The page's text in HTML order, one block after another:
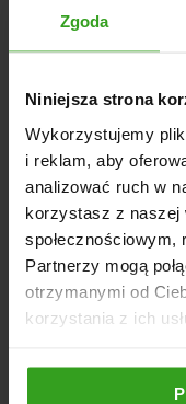
Zgoda
Niniejsza strona
Wykorzystujemy
i reklam, aby
analizować ruch w
korzystasz z naszej
społecznościowym,
Partnerzy mogą
otrzymanymi od
korzystania z ich
Wspomaganie
łatwe
klimatyzacją,
Wymiary:wysokość
szerokość z
Masa:1950 kg
Sprzęgło:suche
Opony:przód 9.5-
Dlaczego
3.60?
Nowoczesność i
zarówno do prac